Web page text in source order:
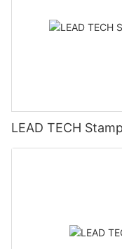
LEAD TECH